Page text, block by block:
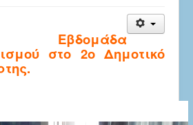
Εβδομάδα
στο 2ο Δημοτικό